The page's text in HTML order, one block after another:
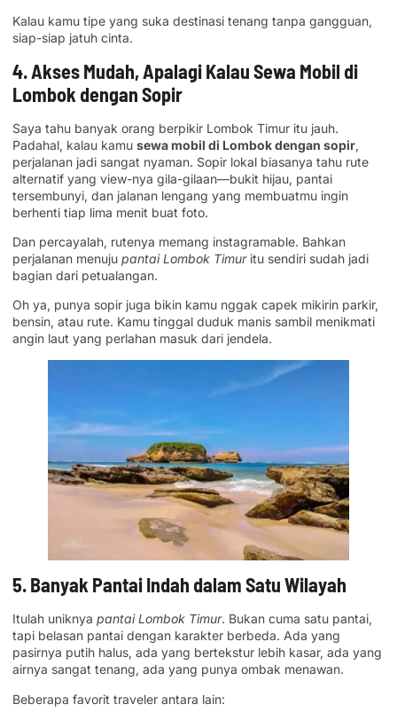
Kalau kamu tipe yang suka destinasi tenang tanpa gangguan,
siap-siap jatuh cinta.
4. Akses Mudah, Apalagi Kalau Sewa Mobil di
Lombok dengan Sopir
Saya tahu banyak orang berpikir Lombok Timur itu jauh.
Padahal, kalau kamu sewa mobil di Lombok dengan sopir,
perjalanan jadi sangat nyaman. Sopir lokal biasanya tahu rute
alternatif yang view-nya gila-gilaan—bukit hijau, pantai
tersembunyi, dan jalanan lengang yang membuatmu ingin
berhenti tiap lima menit buat foto.
Dan percayalah, rutenya memang instagramable. Bahkan
perjalanan menuju pantai Lombok Timuritu sendiri sudah jadi
bagian dari petualangan.
Oh ya, punya sopir juga bikin kamu nggak capek mikirin parkir,
bensin, atau rute. Kamu tinggal duduk manis sambil menikmati
angin laut yang perlahan masuk dari jendela.
5. Banyak Pantai Indah dalam Satu Wilayah
Itulah uniknya pantai Lombok Timur. Bukan cuma satu pantai,
tapi belasan pantai dengan karakter berbeda. Ada yang
pasirnya putih halus, ada yang bertekstur lebih kasar, ada yang
airnya sangat tenang, ada yang punya ombak menawan.
Beberapa favorit traveler antara lain: